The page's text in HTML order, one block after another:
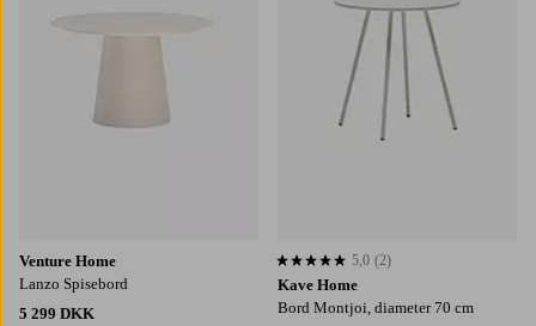
Venture Home
Lanzo Spisebord
5 299 DKK
Kave Home
Bord Montjoi, diameter 70 cm
5,0 baseret på 2 bedømmelser
5,0 (2)